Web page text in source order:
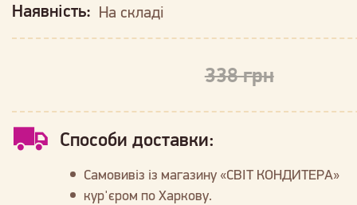
Наявність: На складі
338 грн
Способи доставки:
Самовивіз із магазину «СВІТ КОНДИТЕРА»
кур'єром по Харкову.